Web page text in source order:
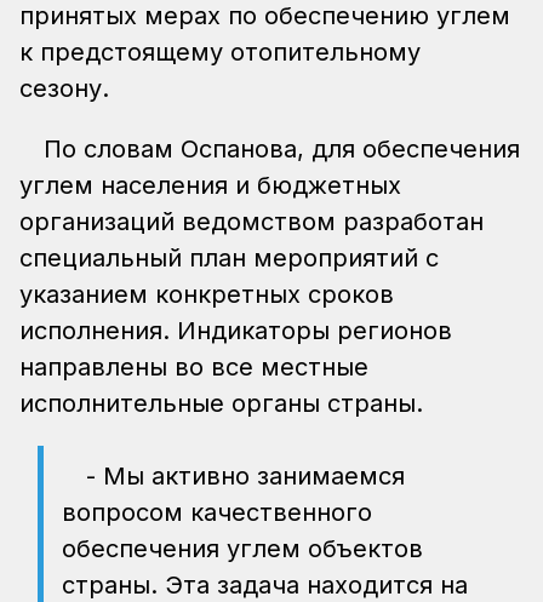
принятых мерах по обеспечению углем
к предстоящему отопительному
сезону.
По словам Оспанова, для обеспечения
углем населения и бюджетных
организаций ведомством разработан
специальный план мероприятий с
указанием конкретных сроков
исполнения. Индикаторы регионов
направлены во все местные
исполнительные органы страны.
- Мы активно занимаемся
вопросом качественного
обеспечения углем объектов
страны. Эта задача находится на